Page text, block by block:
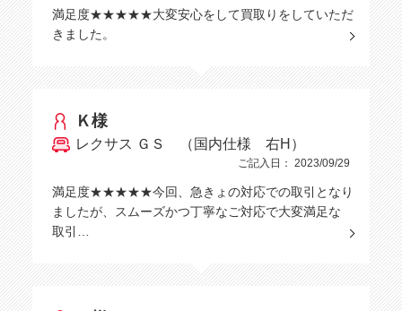
満足度★★★★★大変安心をして買取りをしていただ
きました。
Ｋ様
レクサス ＧＳ （国内仕様 右H）
ご記入日： 2023/09/29
満足度★★★★★今回、急きょの対応での取引となり
ましたが、スムーズかつ丁寧なご対応で大変満足な
取引…